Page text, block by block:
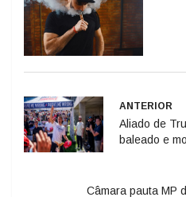
ANTERIOR
Aliado de
baleado e
Câmara pauta MP